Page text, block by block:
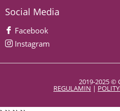
Social Media
Facebook
Instagram
2019-2025 ©
REGULAMIN |